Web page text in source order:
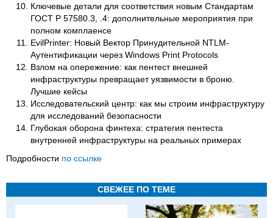
Ключевые детали для соответствия новым Стандартам
ГОСТ Р 57580.3, .4: дополнительные мероприятия при
полном комплаенсе
EvilPrinter: Новый Вектор Принудительной NTLM-
Аутентификации через Windows Print Protocols
Взлом на опережение: как пентест внешней
инфраструктуры превращает уязвимости в броню.
Лучшие кейсы
Исследовательский центр: как мы строим инфраструктуру
для исследований безопасности
Глубокая оборона финтеха: стратегия пентеста
внутренней инфраструктуры на реальных примерах
Подробности по ссылке
СВЕЖЕЕ ПО ТЕМЕ